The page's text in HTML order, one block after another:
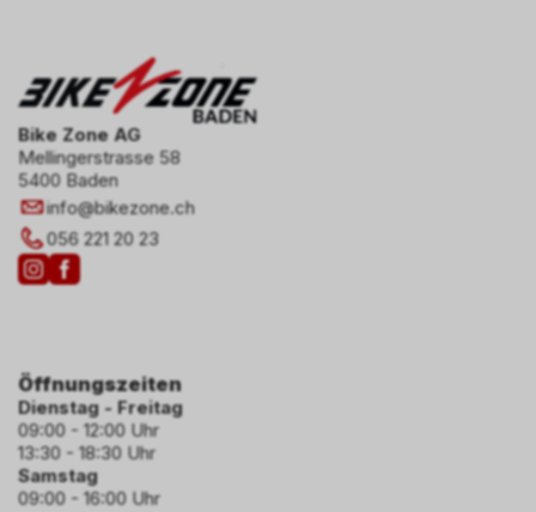
Bike Zone AG
Mellingerstrasse 58
5400 Baden
info@bikezone.ch
056 221 20 23
Öffnungszeiten
Dienstag - Freitag
09:00 - 12:00 Uhr
13:30 - 18:30 Uhr
Samstag
09:00 - 16:00 Uhr